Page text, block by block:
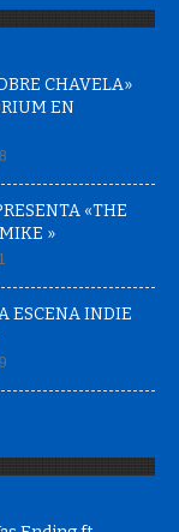
CHAVELA»
EN
«THE
»
ESCENA INDIE